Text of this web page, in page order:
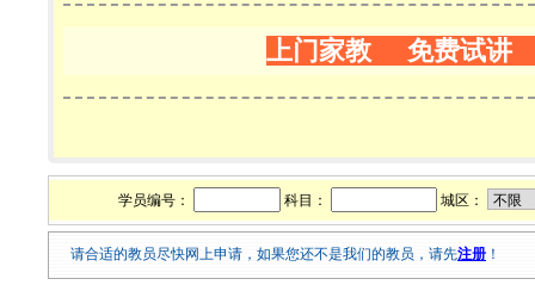
上门家教 免费试讲
学员编号： 科目： 城区：
请合适的教员尽快网上申请，如果您还不是我们的教员，请先注册 ！